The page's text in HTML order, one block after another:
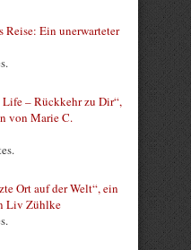
Reise: Ein unerwarteter
– Rückkehr zu Dir“,
von Marie C.
Ort auf der Welt“, ein
Liv Zühlke